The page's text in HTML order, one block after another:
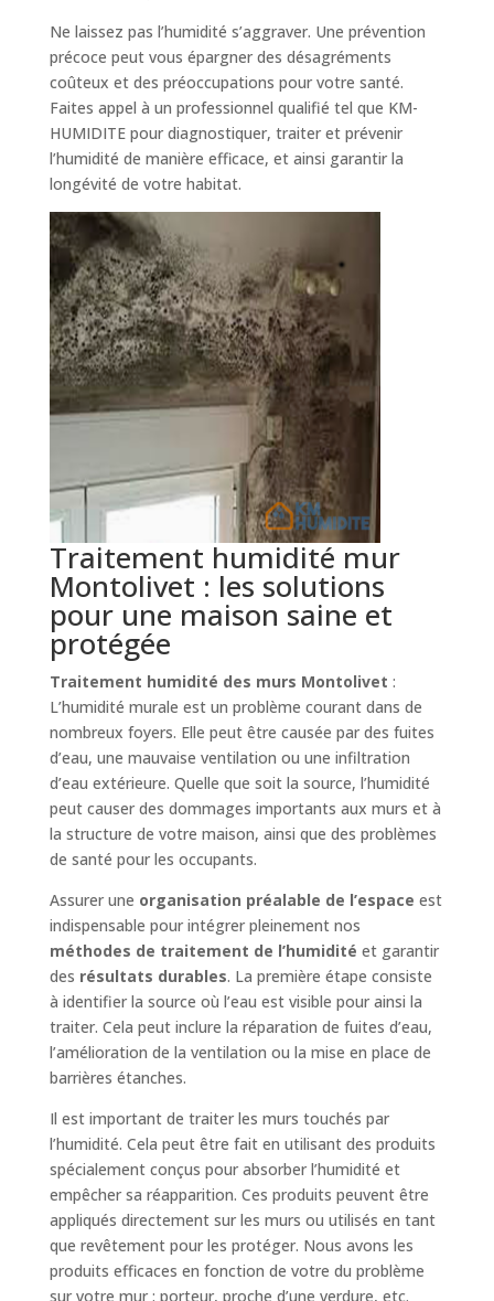
Ne laissez pas l’humidité s’aggraver. Une prévention
précoce peut vous épargner des désagréments
coûteux et des préoccupations pour votre santé.
Faites appel à un professionnel qualifié tel que KM-
HUMIDITE pour diagnostiquer, traiter et prévenir
l’humidité de manière efficace, et ainsi garantir la
longévité de votre habitat.
Traitement humidité mur
Montolivet : les solutions
pour une maison saine et
protégée
Traitement humidité des murs Montolivet :
L’humidité murale est un problème courant dans de
nombreux foyers. Elle peut être causée par des fuites
d’eau, une mauvaise ventilation ou une infiltration
d’eau extérieure. Quelle que soit la source, l’humidité
peut causer des dommages importants aux murs et à
la structure de votre maison, ainsi que des problèmes
de santé pour les occupants.
Assurer une organisation préalable de l’espace est
indispensable pour intégrer pleinement nos
méthodes de traitement de l’humidité et garantir
des résultats durables. La première étape consiste
à identifier la source où l’eau est visible pour ainsi la
traiter. Cela peut inclure la réparation de fuites d’eau,
l’amélioration de la ventilation ou la mise en place de
barrières étanches.
Il est important de traiter les murs touchés par
l’humidité. Cela peut être fait en utilisant des produits
spécialement conçus pour absorber l’humidité et
empêcher sa réapparition. Ces produits peuvent être
appliqués directement sur les murs ou utilisés en tant
que revêtement pour les protéger. Nous avons les
produits efficaces en fonction de votre du problème
sur votre mur : porteur, proche d’une verdure, etc.